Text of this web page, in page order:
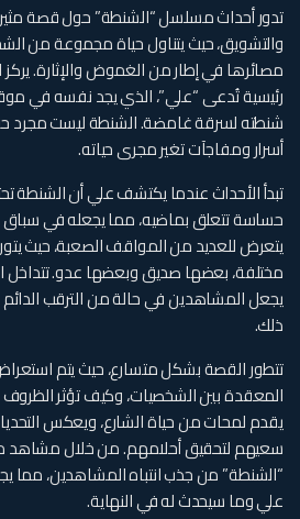
تدور أحداث مسلسل “الشنطة” حول قصة
والتشويق، حيث يتناول حياة مجموعة من
مصائرها في إطار من الغموض والإثارة.
رئيسية تُدعى “علي”، الذي يجد نفسه في
شنطته لسرقة غامضة. الشنطة ليست مجرد
أسرار ومفاجآت تغير مجرى حياته.
تبدأ الأحداث عندما يكتشف علي أن
حساسة تتعلق بماضيه، مما يجعله في سباق
يتعرض للعديد من المواقف الصعبة، حيث
مختلفة، بعضها صديق وبعضها عدو. تتداخل
يجعل المشاهدين في حالة من الترقب
ذلك.
تتطور القصة بشكل متسارع، حيث يتم
المعقدة بين الشخصيات، وكيف تؤثر
يقدم لمحات من حياة الشارع، ويعكس
سعيهم لتحقيق أحلامهم. من خلال مشاهد
“الشنطة” من جذب انتباه المشاهدين،
علي وما سيحدث له في النهاية.